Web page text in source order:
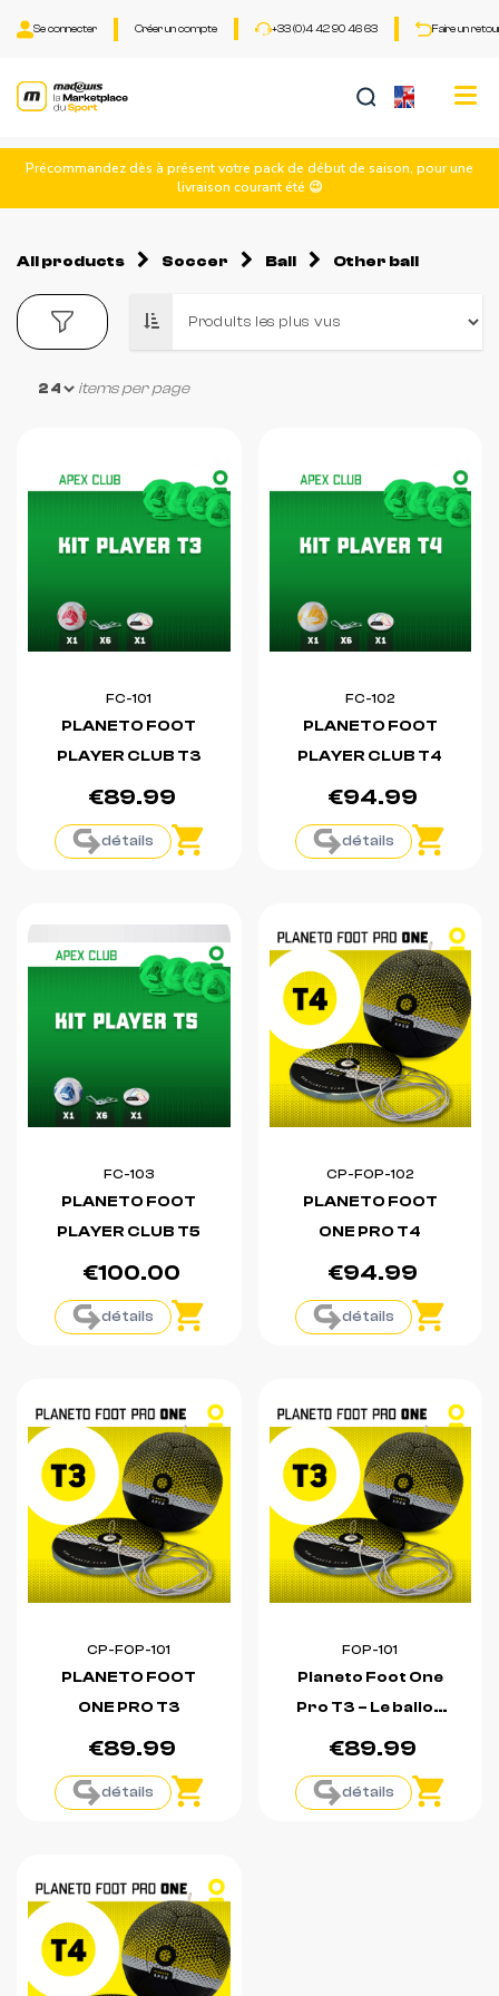
+33 (0)4 42 90 46 63 Faire un
Créer un compte
Se connecter
Précommandez dès à présent votre pack de début de saison, pour une
livraison courant été 😉
All products Soccer Ball Other ball
items per page
FC-101
PLANETO FOOT
PLAYER CLUB T3
€89.99
détails
FC-102
PLANETO FOOT
PLAYER CLUB T4
€94.99
détails
FC-103
PLANETO FOOT
PLAYER CLUB T5
€100.00
détails
CP-FOP-102
PLANETO FOOT
ONE PRO T4
€94.99
détails
CP-FOP-101
PLANETO FOOT
ONE PRO T3
€89.99
détails
FOP-101
Planeto Foot One
Pro T3 – Le ballon
qui revient tout
améliore la
€89.99
détails